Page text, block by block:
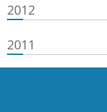
2012
2011